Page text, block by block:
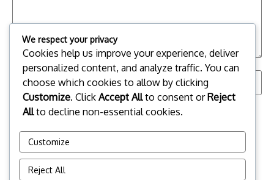
Save my name, email, and website in this browser for the
We respect your privacy
Cookies help us improve your experience, deliver
personalized content, and analyze traffic. You can
choose which cookies to allow by clicking
Customize. Click Accept Allto consent orReject
Allto decline non-essential cookies.
Customize
Reject All